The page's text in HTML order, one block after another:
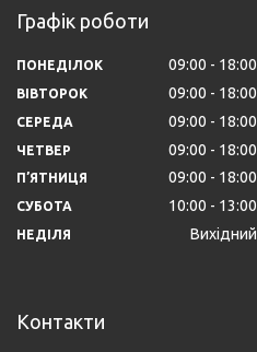
Графік роботи
ПОНЕДІЛОК 09:00 18:00
ВІВТОРОК 09:00 18:00
СЕРЕДА 09:00 18:00
ЧЕТВЕР 09:00 18:00
ПʼЯТНИЦЯ 09:00 18:00
СУБОТА 10:00 13:00
НЕДІЛЯ Вихідний
Контакти